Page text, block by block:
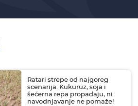
Ratari strepe od najgoreg
scenarija: Kukuruz, soja i
šećerna repa propadaju, ni
navodnjavanje ne pomaže!